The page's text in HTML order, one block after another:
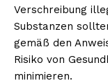
Verschreibung
Substanzen
gemäß den
Risiko von
minimieren.